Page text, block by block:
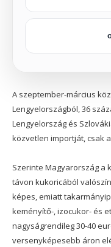
A szeptember-március
Lengyelországból, 36
Lengyelország és
közvetlen importját, csak
Szerinte Magyarország a
távon kukoricából
képes, emiatt
keményítő-, izocukor- és
nagyságrendileg 30-40
versenyképesebb áron